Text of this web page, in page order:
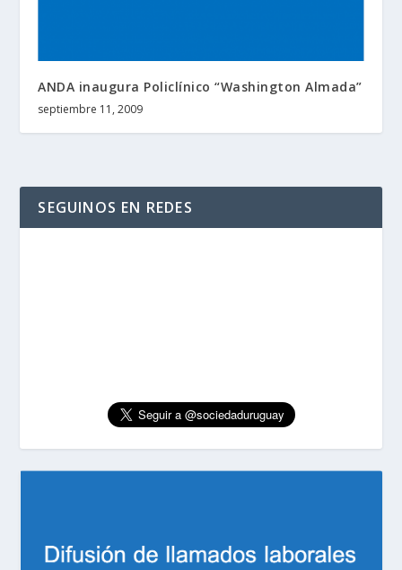
ANDA inaugura Policlínico “Washington Almada”
septiembre 11, 2009
SEGUINOS EN REDES